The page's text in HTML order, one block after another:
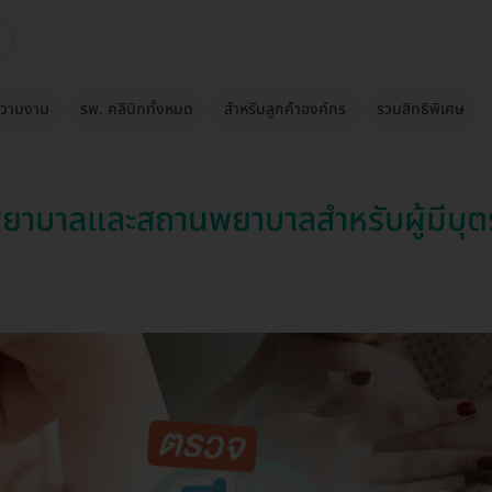
ามงาม รพ. คลินิกทั้งหมด สำหรับลูกค้าองค์กร รวมสิทธิพิเศษ
าบาลและสถานพยาบาลสำหรับผู้มีบุ